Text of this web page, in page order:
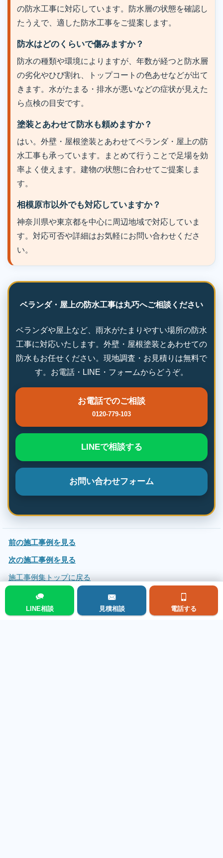
の防水工事に対応しています。防水層の状態を確認し
たうえで、適した防水工事をご提案します。
防水はどのくらいで傷みますか？
防水の種類や環境によりますが、年数が経つと防水層
の劣化やひび割れ、トップコートの色あせなどが出て
きます。水がたまる・排水が悪いなどの症状が見えた
ら点検の目安です。
塗装とあわせて防水も頼めますか？
はい。外壁・屋根塗装とあわせてベランダ・屋上の防
水工事も承っています。まとめて行うことで足場を効
率よく使えます。建物の状態に合わせてご提案しま
す。
相模原市以外でも対応していますか？
神奈川県や東京都を中心に周辺地域で対応していま
す。対応可否や詳細はお気軽にお問い合わせくださ
い。
ベランダ・屋上の防水工事は丸巧へご相談ください
ベランダや屋上など、雨水がたまりやすい場所の防水
工事に対応いたします。外壁・屋根塗装とあわせての
防水もお任せください。現地調査・お見積りは無料で
す。お電話・LINE・フォームからどうぞ。
お電話でのご相談
0120-779-103
LINEで相談する
お問い合わせフォーム
前の施工事例を見る
次の施工事例を見る
施工事例集トップに戻る
メニュー
LINE相談 見積相談 電話する